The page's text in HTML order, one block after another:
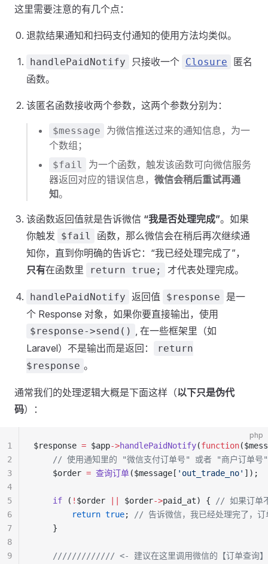
这里需要注意的有几个点：
退款结果通知和扫码支付通知的使用方法均类似。
handlePaidNotify 只接收一个 Closure
匿名
函数。
该匿名函数接收两个参数，这两个参数分别为：
$message
为微信推送过来的通知信息，为一
个数组；
$fail
为一个函数，触发该函数可向微信服务
器返回对应的错误信息， 微信会稍后重试再通
知。
该函数返回值就是告诉微信 “我是否处理完成”。如果
你触发
$fail
函数，那么微信会在稍后再次继续通
知你，直到你明确的告诉它：“我已经处理完成了”，
只有在函数里 return true; 才代表处理完成。
handlePaidNotify 返回值 $response
是一
个 Response 对象，如果你要直接输出，使用
$response->send() , 在一些框架里（如
Laravel）不是输出而是返回：
return
$response 。
通常我们的处理逻辑大概是下面这样（以下只是伪代
码）：
php
$response = $app->handlePaidNotify(function
// 使用通知里的 "微信支付订单号" 或者 "商户订单号
    $order
= 查询订单($message[ 'out_trade_no' ]);
if ( ! $order $order->paid_at) {
// 如果订单
return true;
// 告诉微信，我已经处理完了，订
    }
///////////// <- 建议在这里调用微信的【订单查询】接口
1
2
3
4
5
6
7
8
9